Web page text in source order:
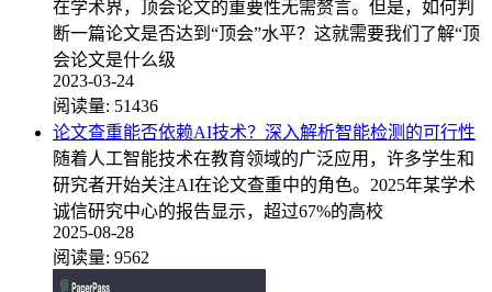
在学术界，顶会论文的重要性无需赘言。但是，如何判
断一篇论文是否达到“顶会”水平？这就需要我们了解“顶
会论文是什么级
2023-03-24
阅读量: 51436
论文查重能否依赖AI技术？深入解析智能检测的可行性
随着人工智能技术在教育领域的广泛应用，许多学生和
研究者开始关注AI在论文查重中的角色。2025年某学术
诚信研究中心的报告显示，超过67%的高校
2025-08-28
阅读量: 9562